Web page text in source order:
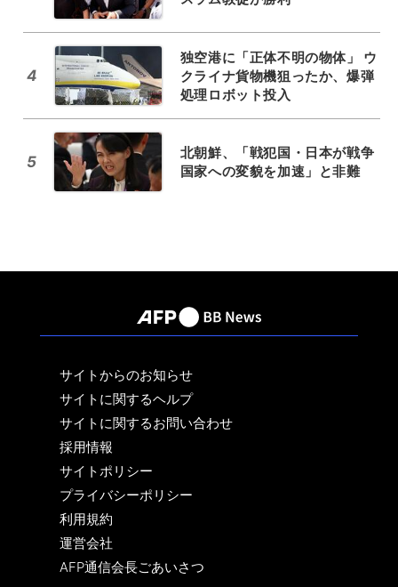
4
独空港に「正体不明の物体」 ウ
クライナ貨物機狙ったか、爆弾
処理ロボット投入
5
北朝鮮、「戦犯国・日本が戦争
国家への変貌を加速」と非難
サイトからのお知らせ
サイトに関するヘルプ
サイトに関するお問い合わせ
採用情報
サイトポリシー
プライバシーポリシー
利用規約
運営会社
AFP通信会長ごあいさつ